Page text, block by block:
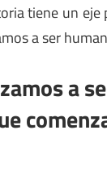
tiene un
a ser
a